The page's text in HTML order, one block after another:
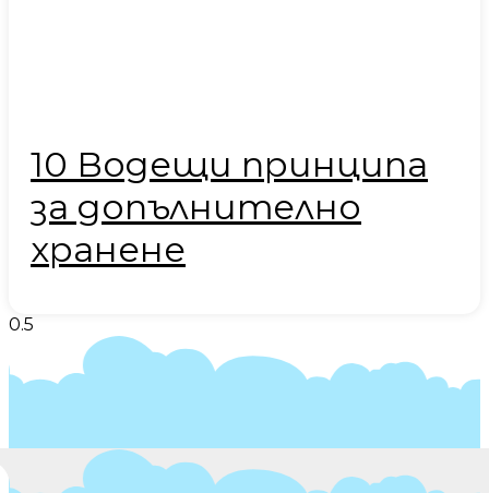
10 Водещи принципа
за допълнително
хранене